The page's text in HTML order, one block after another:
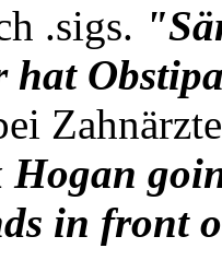
.sigs.
hat
in front